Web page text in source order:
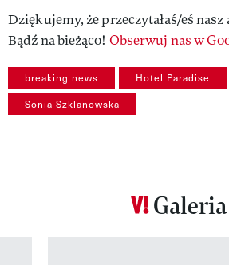
Dziękujemy, że przeczytałaś/eś nasz
Bądź na bieżąco! Obserwuj nas w
breaking news Hotel Paradise
Sonia Szklanowska
Galeria